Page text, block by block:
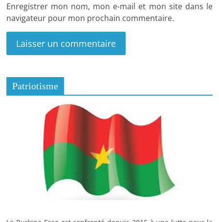
Enregistrer mon nom, mon e-mail et mon site dans le
navigateur pour mon prochain commentaire.
Patriotisme